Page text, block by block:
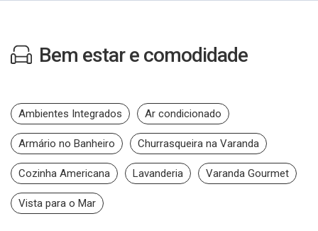
Bem estar e comodidade
Ambientes Integrados Ar condicionado
Armário no Banheiro Churrasqueira na Varanda
Cozinha Americana Lavanderia Varanda Gourmet
Vista para o Mar